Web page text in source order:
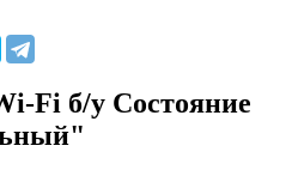
Fi б/у Состояние